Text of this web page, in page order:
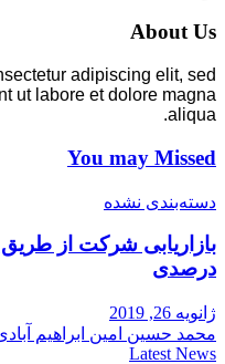
About Us
adipiscing elit, sed
ut labore et dolore magna
aliqua.
You may Missed
دسته‌بندی نشده
بازاریابی شرکت از
درصدی
ژانویه 26, 2019
محمد حسین امین ابراهیم
Latest News